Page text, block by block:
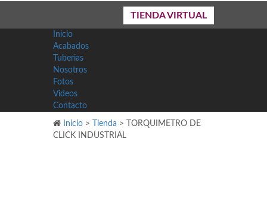
TIENDA VIRTUAL
Inicio
Acabados
Tuberias
Nosotros
Fotos
Videos
Contacto
Inicio > Tienda >
TORQUIMETRO DE
CLICK INDUSTRIAL